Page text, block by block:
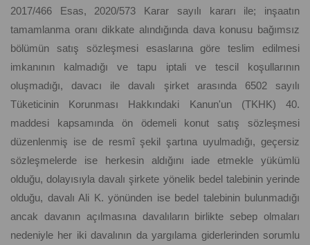
2017/466 Esas, 2020/573 Karar sayılı kararı ile; inşaatın
tamamlanma oranı dikkate alındığında dava konusu bağımsız
bölümün satış sözleşmesi esaslarına göre teslim edilmesi
imkanının kalmadığı ve tapu iptali ve tescil koşullarının
oluşmadığı, davacı ile davalı şirket arasında 6502 sayılı
Tüketicinin Korunması Hakkındaki Kanun'un (TKHK) 40.
maddesi kapsamında ön ödemeli konut satış sözleşmesi
düzenlenmiş ise de resmî şekil şartına uyulmadığı, geçersiz
sözleşmelerde ise herkesin aldığını iade etmekle yükümlü
olduğu, dolayısıyla davalı şirkete yönelik bedel talebinin yerinde
olduğu, davalı Ali K. yönünden ise bedel talebinin bulunmadığı
ancak davanın açılmasına davalıların birlikte sebep olmaları
nedeniyle her iki davalının da yargılama giderlerinden sorumlu